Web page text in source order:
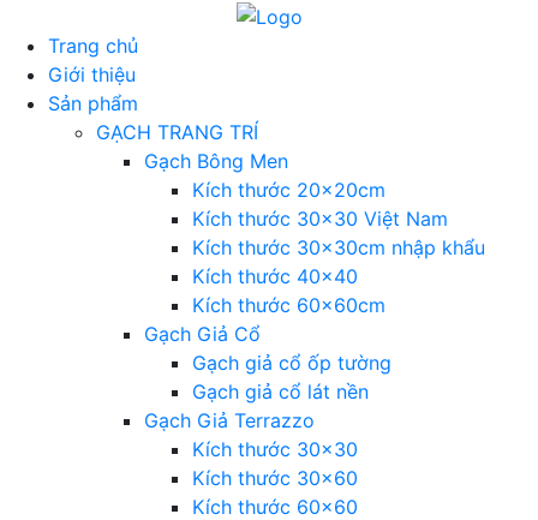
Trang chủ
Giới thiệu
Sản phẩm
GẠCH TRANG TRÍ
Gạch Bông Men
Kích thước 20x20cm
Kích thước 30×30 Việt Nam
Kích thước 30x30cm nhập khẩu
Kích thước 40×40
Kích thước 60x60cm
Gạch Giả Cổ
Gạch giả cổ ốp tường
Gạch giả cổ lát nền
Gạch Giả Terrazzo
Kích thước 30×30
Kích thước 30×60
Kích thước 60×60